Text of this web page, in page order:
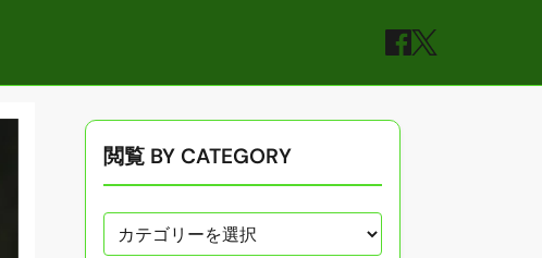
閲覧 BY CATEGORY